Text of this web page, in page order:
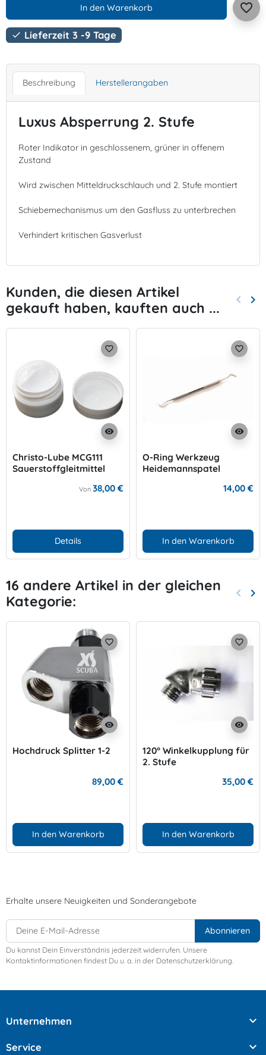
In den Warenkorb favorite_border
 Lieferzeit 3 -9 Tage
Beschreibung Herstellerangaben
Luxus Absperrung 2. Stufe
Roter Indikator in geschlossenem, grüner in offenem
Zustand
Wird zwischen Mitteldruckschlauch und 2. Stufe montiert
Schiebemechanismus um den Gasfluss zu unterbrechen
Verhindert kritischen Gasverlust
Kunden, die diesen Artikel
gekauft haben, kauften auch ...
Zurück
keyboard_arrow_left keyboard_arrow_right
visibility
favorite_border
Christo-Lube MCG111
Sauerstoffgleitmittel
Von 38,00 €
Details
visibility
favorite_border
O-Ring Werkzeug
Heidemannspatel
14,00 €
In den Warenkorb
16 andere Artikel in der gleichen
Kategorie:
Zurück
keyboard_arrow_left keyboard_arrow_right
visibility
favorite_border
Hochdruck Splitter 1-2
89,00 €
In den Warenkorb
visibility
favorite_border
120° Winkelkupplung für
2. Stufe
35,00 €
In den Warenkorb
Erhalte unsere Neuigkeiten und Sonderangebote
Du kannst Dein Einverständnis jederzeit widerrufen. Unsere
Kontaktinformationen findest Du u. a. in der Datenschutzerklärung.
Unternehmen 
Service 